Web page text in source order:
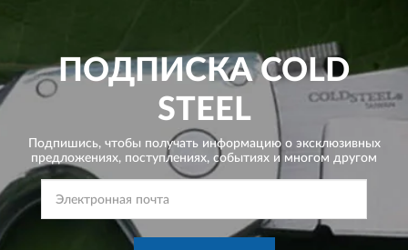
ПОДПИСКАCOLD
STEEL
Подпишись, чтобы получать информацию о эксклюзивных
предложениях, поступлениях, событиях и многом другом